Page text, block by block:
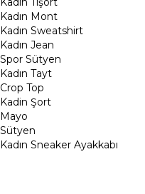
Kadın Mont
Kadın Sweatshirt
Kadın Jean
Spor Sütyen
Kadın Tayt
Crop Top
Kadin Şort
Mayo
Sütyen
Kadın Sneaker Ayakkabı